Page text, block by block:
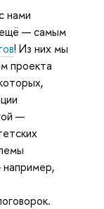
нами
— самым
! Из них мы
проекта
—